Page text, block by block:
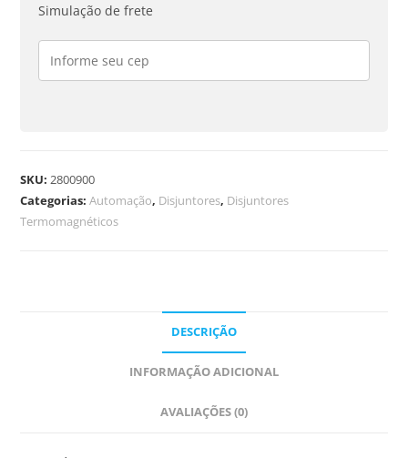
Simulação de frete
SKU:2800900
Categorias:Automação, Disjuntores, Disjuntores
Termomagnéticos
DESCRIÇÃO
INFORMAÇÃO ADICIONAL
AVALIAÇÕES (0)